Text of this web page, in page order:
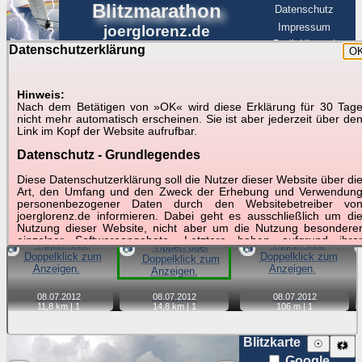
Datenschutzerklärung
Hinweis:
Nach dem Betätigen von »OK« wird diese Erklärung für 30 Tage
nicht mehr automatisch erscheinen. Sie ist aber jederzeit über den
Link im Kopf der Website aufrufbar.
Datenschutz - Grundlegendes
Diese Datenschutzerklärung soll die Nutzer dieser Website über die
Art, den Umfang und den Zweck der Erhebung und Verwendung
personenbezogener Daten durch den Websitebetreiber von
joerglorenz.de informieren. Dabei geht es ausschließlich um die
Nutzung dieser Website, nicht aber um die Nutzung besonderer
einzelner Softwareangebote. Letztere haben aufgrund ihrer
Funktionen Besonderheiten, so dass verschiedene Daten
gespeichert werden müssen, die für das Funktionieren erforderlich
sind. Hier ist es wichtig, dass Sie selbst zum Testen dieser
Funktionen möglichst erfundene Daten verwenden. Ansonsten wird
auf die spezifischen Besonderheiten beim jeweiligen Angebot
gesondert hingewiesen.
Generell gilt: Wenn Sie ein Angebot bei den Add-Ins nutzen, bei
dem Daten übertragen werden, werden diese Daten auf dem
Blitzmarathon
joerglorenz.de
Datenschutz
Impressum
BerlinHimmel
Blitzmarathon
Gewitter über Berlin:
Zubehör
Tipp:Auf der Karte beim Einzelfoto können
Sie auf ihre Position tippen und sehen, wie
weit die gewählte Position zu den Blitzen auf dem Foto bzw.
im Video entfernt ist. Quelle der Blitzdaten:
kachelmannwetter. Doppelklick auf Thumb zum Anzeigen.
📷
08.07. 2012
11,8 km |1
📷
08.07. 2012
14,8 km |1
📷
08.07. 2012
106 m |1
Blitzkarte 🗱
☉